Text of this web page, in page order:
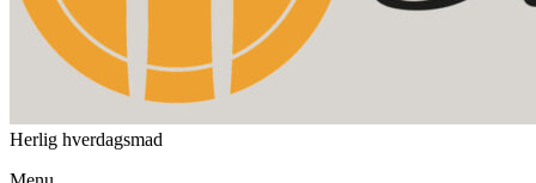
Herlig hverdagsmad